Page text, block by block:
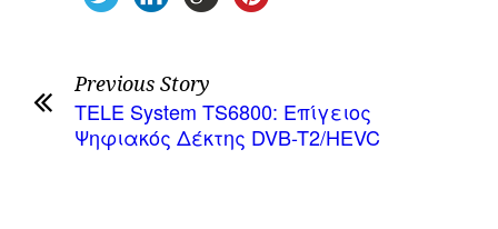
Previous Story
TELE System TS6800: Επίγειος
Ψηφιακός Δέκτης DVB-T2/HEVC